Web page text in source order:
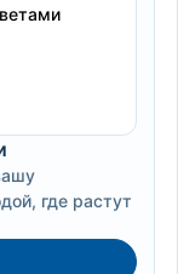
где растут